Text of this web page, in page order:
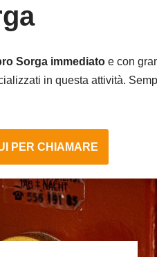
Sorga immediatoe con
in questa attività.
PER CHIAMARE